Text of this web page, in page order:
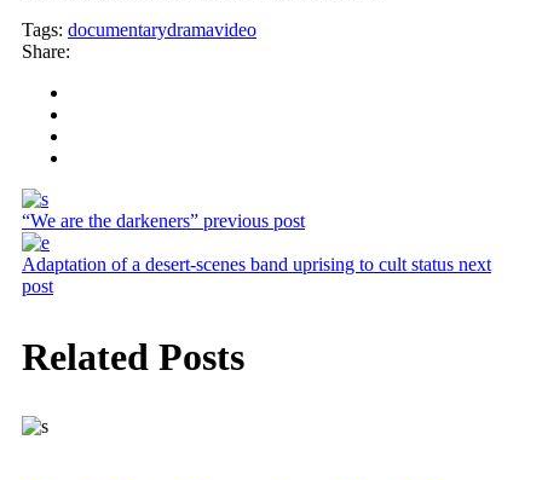
Tags: documentarydramavideo
Share:
“We are the darkeners” previous post
Adaptation of a desert-scenes band uprising to cult status next
post
Related Posts